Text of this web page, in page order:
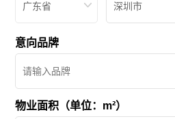
广东省 深圳市
意向品牌
物业面积（单位：m²）